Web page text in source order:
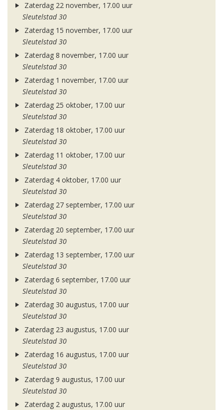
Zaterdag 22 november, 17.00 uur
Sleutelstad 30
Zaterdag 15 november, 17.00 uur
Sleutelstad 30
Zaterdag 8 november, 17.00 uur
Sleutelstad 30
Zaterdag 1 november, 17.00 uur
Sleutelstad 30
Zaterdag 25 oktober, 17.00 uur
Sleutelstad 30
Zaterdag 18 oktober, 17.00 uur
Sleutelstad 30
Zaterdag 11 oktober, 17.00 uur
Sleutelstad 30
Zaterdag 4 oktober, 17.00 uur
Sleutelstad 30
Zaterdag 27 september, 17.00 uur
Sleutelstad 30
Zaterdag 20 september, 17.00 uur
Sleutelstad 30
Zaterdag 13 september, 17.00 uur
Sleutelstad 30
Zaterdag 6 september, 17.00 uur
Sleutelstad 30
Zaterdag 30 augustus, 17.00 uur
Sleutelstad 30
Zaterdag 23 augustus, 17.00 uur
Sleutelstad 30
Zaterdag 16 augustus, 17.00 uur
Sleutelstad 30
Zaterdag 9 augustus, 17.00 uur
Sleutelstad 30
Zaterdag 2 augustus, 17.00 uur